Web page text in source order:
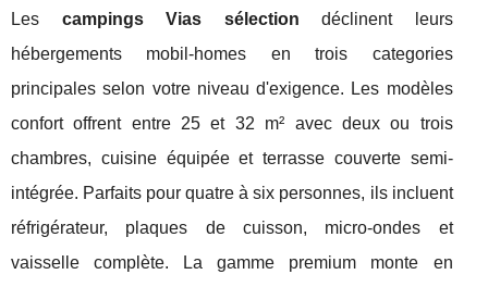
Les campings Vias sélection déclinent leurs
hébergements mobil-homes en trois categories
principales selon votre niveau d'exigence. Les modèles
confort offrent entre 25 et 32 m² avec deux ou trois
chambres, cuisine équipée et terrasse couverte semi-
intégrée. Parfaits pour quatre à six personnes, ils incluent
réfrigérateur, plaques de cuisson, micro-ondes et
vaisselle complète. La gamme premium monte en